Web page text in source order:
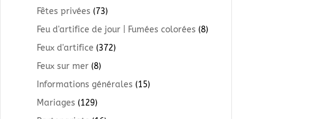
Fêtes privées (73)
Feu d'artifice de jour | Fumées colorées (8)
Feux d'artifice (372)
Feux sur mer(8)
Informations générales (15)
Mariages (129)